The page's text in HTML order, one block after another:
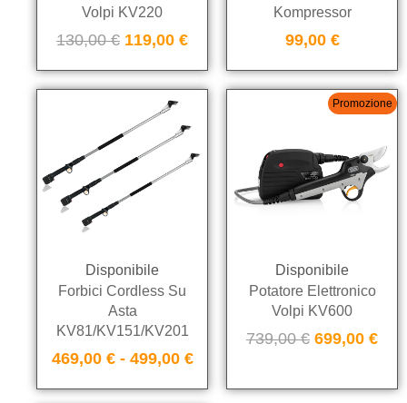
Volpi KV220
130,00€ 119,00 €
Kompressor
99,00 €
Disponibile
Forbici Cordless Su
Asta
KV81/KV151/KV201
469,00 € - 499,00 €
Promozione
Disponibile
Potatore Elettronico
Volpi KV600
739,00€ 699,00 €